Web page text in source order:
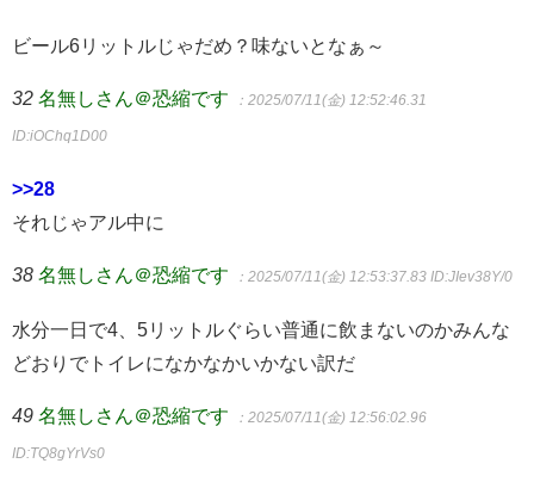
ビール6リットルじゃだめ？味ないとなぁ～
32 名無しさん＠恐縮です ：2025/07/11(金) 12:52:46.31
ID:iOChq1D00
>>28
それじゃアル中に
38 名無しさん＠恐縮です ：2025/07/11(金) 12:53:37.83 ID:JIev38Y/0
水分一日で4、5リットルぐらい普通に飲まないのかみんな
どおりでトイレになかなかいかない訳だ
49 名無しさん＠恐縮です ：2025/07/11(金) 12:56:02.96
ID:TQ8gYrVs0